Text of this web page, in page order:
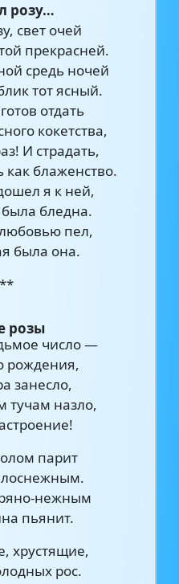
розу…
свет очей
прекрасней.
средь ночей
тот ясный.
отдать
кокетства,
И страдать,
блаженство.
я к ней,
бледна.
пел,
была она.
розы
число —
рождения,
занесло,
тучам назло,
парит
нежным
пьянит.
хрустящие,
рос.